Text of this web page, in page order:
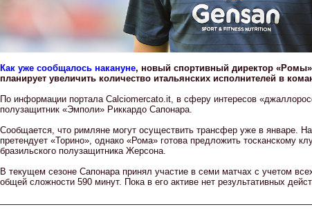
Как уже сообщалось накануне, новый спортивный директор
планирует увеличить количество итальянских исполнителей в
По информации портала Calciomercato.it, в сферу интересов
полузащитник «Эмполи» Риккардо Сапонара.
Сообщается, что римляне могут осуществить трансфер уже в январе.
претендует «Торино», однако «Рома» готова предложить тосканскому
бразильского полузащитника Жерсона.
В текущем сезоне Сапонара принял участие в семи матчах с учетом
общей сложности 590 минут. Пока в его активе нет результативных